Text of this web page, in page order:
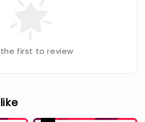
first to review